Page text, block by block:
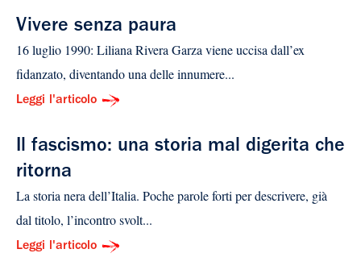
Vivere senza paura
16 luglio 1990: Liliana Rivera Garza viene uccisa dall’ex
fidanzato, diventando una delle innumere...
Leggi l'articolo
Il fascismo: una storia mal digerita che
ritorna
La storia nera dell’Italia. Poche parole forti per descrivere, già
dal titolo, l’incontro svolt...
Leggi l'articolo